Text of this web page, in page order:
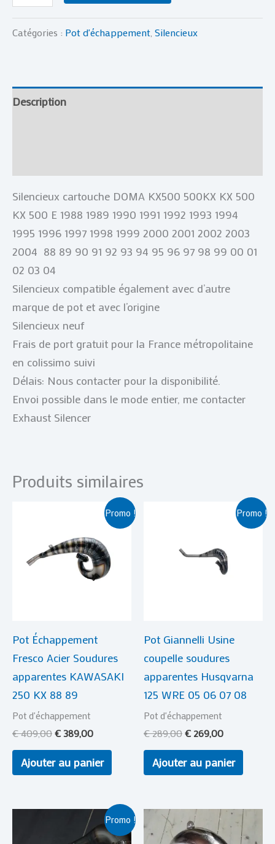
Catégories : Pot d'échappement Silencieux
Description
Silencieux cartouche DOMA KX500 500KX KX 500
KX 500 E 1988 1989 1990 1991 1992 1993 1994
1995 1996 1997 1998 1999 2000 2001 2002 2003
2004 88 89 90 91 92 93 94 95 96 97 98 99 00 01
02 03 04
Silencieux compatible également avec d’autre
marque de pot et avec l’origine
Silencieux neuf
Frais de port gratuit pour la France métropolitaine
en colissimo suivi
Délais: Nous contacter pour la disponibilité.
Envoi possible dans le mode entier, me contacter
Exhaust Silencer
Produits similaires
Promo !
Pot Échappement
Fresco Acier Soudures
apparentes KAWASAKI
250 KX 88 89
Pot d'échappement
€409,00
était :
€ 409,00.
€ 389,00
prix
est :
€ 389,00.
Ajouter au panier
Promo !
Pot Giannelli Usine
coupelle soudures
apparentes Husqvarna
125 WRE 05 06 07 08
Pot d'échappement
€289,00
€ 289,00.
€ 269,00
prix
€ 269,00.
Ajouter au panier
Promo !
Plage
de
prix :
Ce
produit